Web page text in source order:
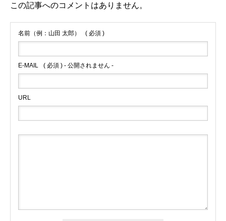
この記事へのコメントはありません。
名前（例：山田 太郎） ( 必須 )
E-MAIL ( 必須 ) - 公開されません -
URL